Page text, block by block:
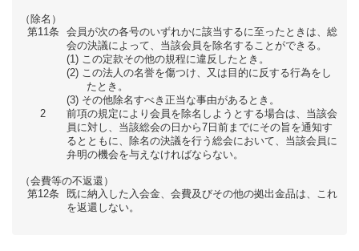
（除名）
第11条
会員が次の各号のいずれかに該当するに至ったときは、総
会の決議によって、当該会員を除名することができる。
この定款その他の規程に違反したとき。
この法人の名誉を傷つけ、又は目的に反する行為をし
たとき。
その他除名すべき正当な事由があるとき。
2
前項の規定により会員を除名しようとする場合は、当該会
員に対し、当該総会の日から7日前までにその旨を通知す
るとともに、除名の決議を行う総会において、当該会員に
弁明の機会を与えなければならない。
（会費等の不返還）
第12条
既に納入した入会金、会費及びその他の拠出金品は、これ
を返還しない。